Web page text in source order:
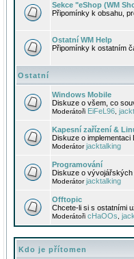
Sekce "eShop (WM
Připomínky k obsahu,
Ostatní WM Help
Připomínky k ostatním
Ostatní
Windows Mobile
Diskuze o všem, co
Moderátoři EiFeL96
Kapesní zařízení &
Diskuze o implementaci
Moderátorjacktalking
Programování
Diskuze o vývojářských
Moderátorjacktalking
Offtopic
Chcete-li si s ostatními
Moderátoři cHaOOs
Kdo je přítomen